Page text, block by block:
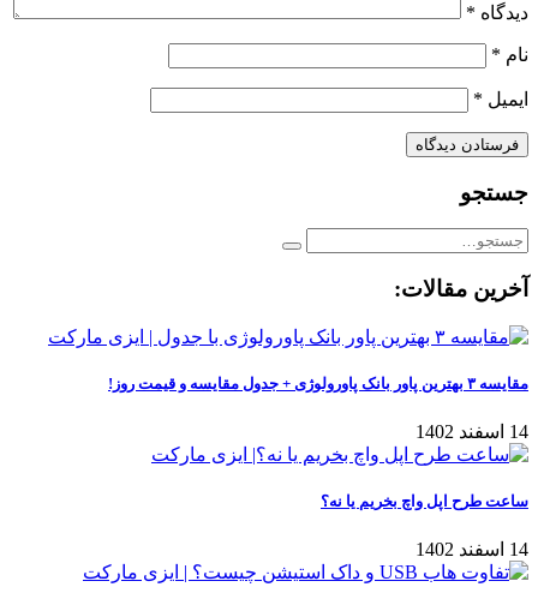
دیدگاه *
نام *
ایمیل *
جستجو
آخرین مقالات:
مقایسه ۳ بهترین پاور بانک پاورولوژی + جدول مقایسه و قیمت روز!
14 اسفند 1402
ساعت طرح اپل واچ بخریم یا نه؟
14 اسفند 1402